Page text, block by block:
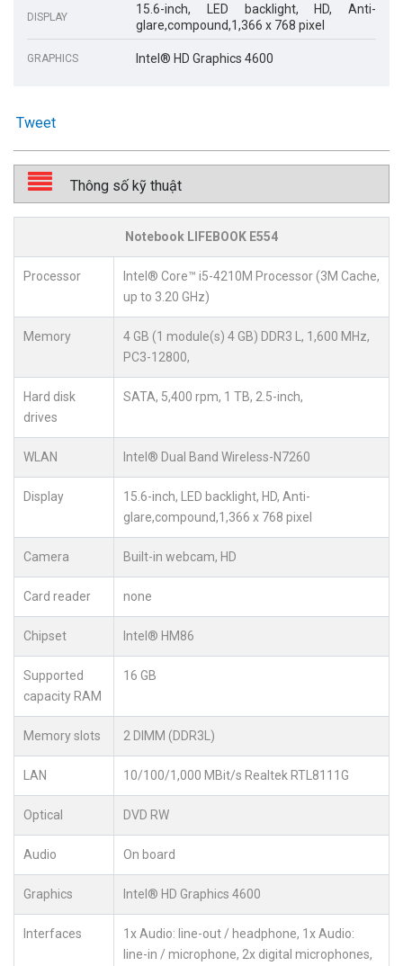
DISPLAY
15.6-inch, LED backlight, HD, Anti-
glare,compound,1,366 x 768 pixel
GRAPHICS Intel® HD Graphics 4600
Tweet
Thông số kỹ thuật
Notebook LIFEBOOK E554
Processor
Intel® Core™ i5-4210M Processor (3M Cache,
up to 3.20 GHz)
Memory
4 GB (1 module(s) 4 GB) DDR3 L, 1,600 MHz,
PC3-12800,
Hard disk
drives
SATA, 5,400 rpm, 1 TB, 2.5-inch,
WLAN Intel® Dual Band Wireless-N7260
Display
15.6-inch, LED backlight, HD, Anti-
glare,compound,1,366 x 768 pixel
Camera Built-in webcam, HD
Card reader none
Chipset Intel® HM86
Supported
capacity RAM
16 GB
Memory slots 2 DIMM (DDR3L)
LAN 10/100/1,000 MBit/s Realtek RTL8111G
Optical DVD RW
Audio On board
Graphics Intel® HD Graphics 4600
Interfaces
1x Audio: line-out / headphone, 1x Audio:
line-in / microphone, 2x digital microphones,